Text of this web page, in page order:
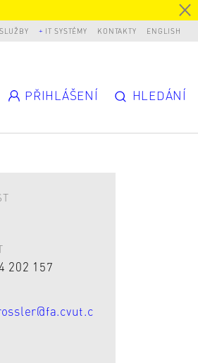
IT SYSTÉMY KONTAKTY ENGLISH
PŘIHLÁŠENÍ HLEDÁNÍ
202 157